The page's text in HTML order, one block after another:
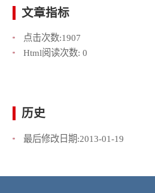
文章指标
点击次数:1907
Html阅读次数: 0
历史
最后修改日期:2013-01-19